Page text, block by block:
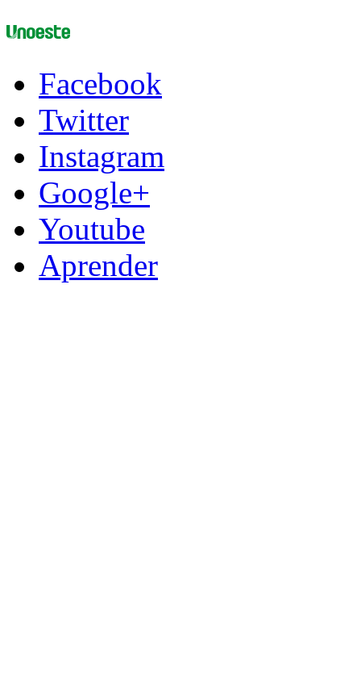
Facebook
Twitter
Instagram
Google+
Youtube
Aprender